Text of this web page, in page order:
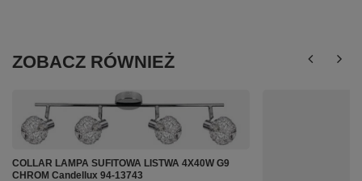
ZOBACZ RÓWNIEŻ
COLLAR LAMPA SUFITOWA LISTWA 4X40W G9
CHROM Candellux 94-13743